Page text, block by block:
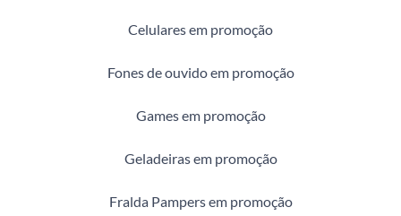
Celulares em promoção
Fones de ouvido em promoção
Games em promoção
Geladeiras em promoção
Fralda Pampers em promoção